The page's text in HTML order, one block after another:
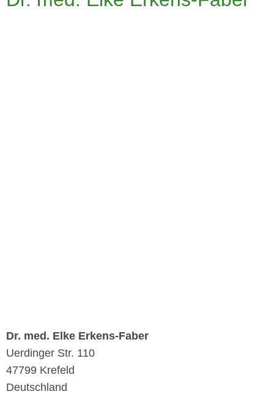
Dr. med. Elke Erkens-Faber
Uerdinger Str. 110
47799 Krefeld
Deutschland